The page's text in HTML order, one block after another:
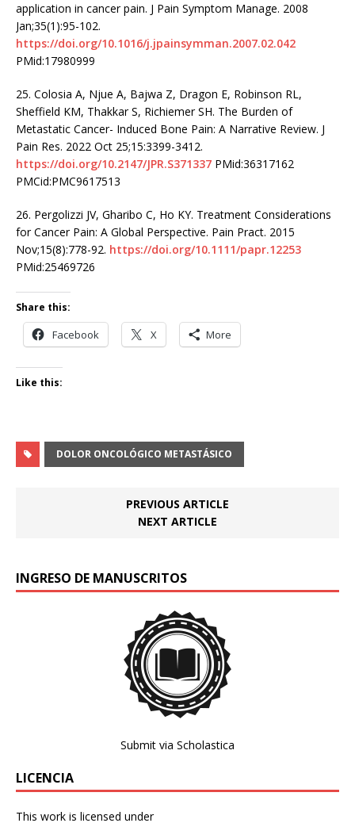
application in cancer pain. J Pain Symptom Manage. 2008
Jan;35(1):95-102.
https://doi.org/10.1016/j.jpainsymman.2007.02.042
PMid:17980999
25. Colosia A, Njue A, Bajwa Z, Dragon E, Robinson RL,
Sheffield KM, Thakkar S, Richiemer SH. The Burden of
Metastatic Cancer- Induced Bone Pain: A Narrative Review. J
Pain Res. 2022 Oct 25;15:3399-3412.
https://doi.org/10.2147/JPR.S371337 PMid:36317162
PMCid:PMC9617513
26. Pergolizzi JV, Gharibo C, Ho KY. Treatment Considerations
for Cancer Pain: A Global Perspective. Pain Pract. 2015
Nov;15(8):778-92. https://doi.org/10.1111/papr.12253
PMid:25469726
Share this:
Facebook X More
Like this:
DOLOR ONCOLÓGICO METASTÁSICO
PREVIOUS ARTICLE
NEXT ARTICLE
INGRESO DE MANUSCRITOS
Submit via Scholastica
LICENCIA
This work is licensed under